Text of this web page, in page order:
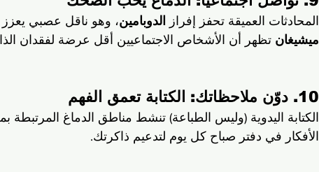
المحادثات العميقة تحفز إفراز الدوبامين، وهو ناقل عصبي يعزز
ميشيغان تظهر أن الأشخاص الاجتماعيين أقل عرضة لفقدان الذاكرة
10. دوّن ملاحظاتك: الكتابة تعمق الفهم
الكتابة اليدوية (وليس الطباعة) تنشط مناطق الدماغ المرتبطة
الأفكار في دفتر صباح كل يوم لتدعيم ذاكرتك.